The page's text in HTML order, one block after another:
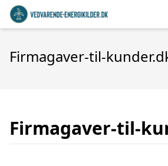
Firmagaver-til-
Firmagaver-til-